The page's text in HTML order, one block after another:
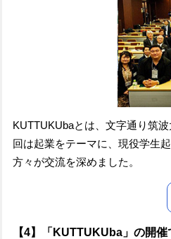
KUTTUKUbaとは、文字通り筑
回は起業をテーマに、現役学生
方々が交流を深めました。
【4】「KUTTUKUba」の開